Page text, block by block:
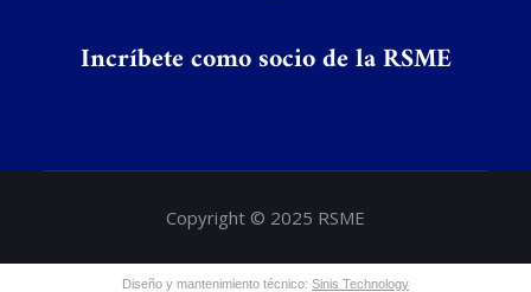
Incríbete como socio de la RSME
Copyright © 2025 RSME
Diseño y mantenimiento técnico: Sinis Technology